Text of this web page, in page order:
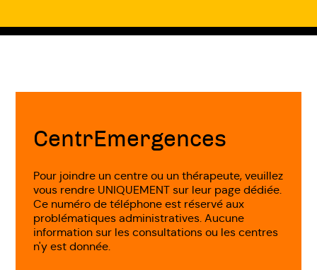
Fin
CentrEmergences
Pour joindre un centre ou un thérapeute, veuillez
vous rendre UNIQUEMENT sur leur page dédiée.
Ce numéro de téléphone est réservé aux
problématiques administratives. Aucune
information sur les consultations ou les centres
n'y est donnée.